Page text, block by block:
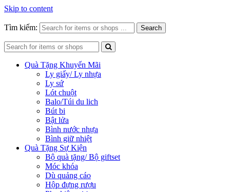
Skip to content
Tìm kiếm: Search
Quà Tặng Khuyến Mãi
Ly giấy/ Ly nhựa
Ly sứ
Lót chuột
Balo/Túi du lich
Bút bi
Bật lửa
Bình nước nhựa
Bình giữ nhiệt
Quà Tặng Sự Kiện
Bộ quà tặng/ Bộ giftset
Móc khóa
Dù quảng cáo
Hộp đựng rượu